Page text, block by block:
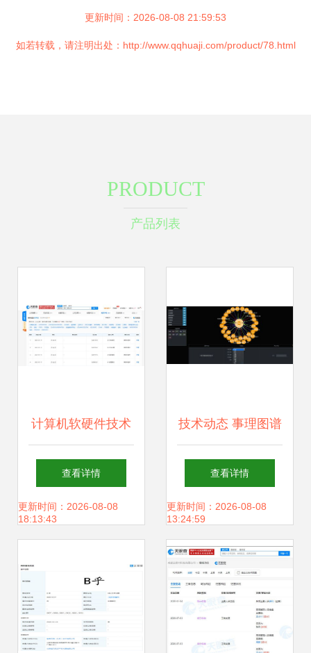
更新时间：2026-08-08 21:59:53
如若转载，请注明出处：http://www.qqhuaji.com/product/78.html
PRODUCT
产品列表
计算机软硬件技术
开发现状与趋势
查看详情
更新时间：2026-08-08
18:13:43
技术动态 事理图谱
——下一代知识图
谱的崛起与计算机
软硬件技术开发的
协同进化
查看详情
更新时间：2026-08-08
13:24:59